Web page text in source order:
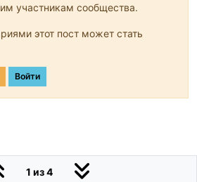
участникам сообщества.
этот пост может стать
Войти
1 из 4